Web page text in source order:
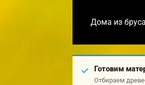
Дома из бруса
Готовим
Отбираем